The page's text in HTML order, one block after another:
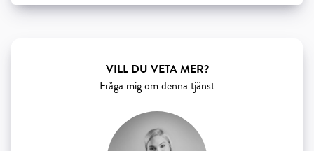
VILL DU VETA MER?
Fråga mig om denna tjänst